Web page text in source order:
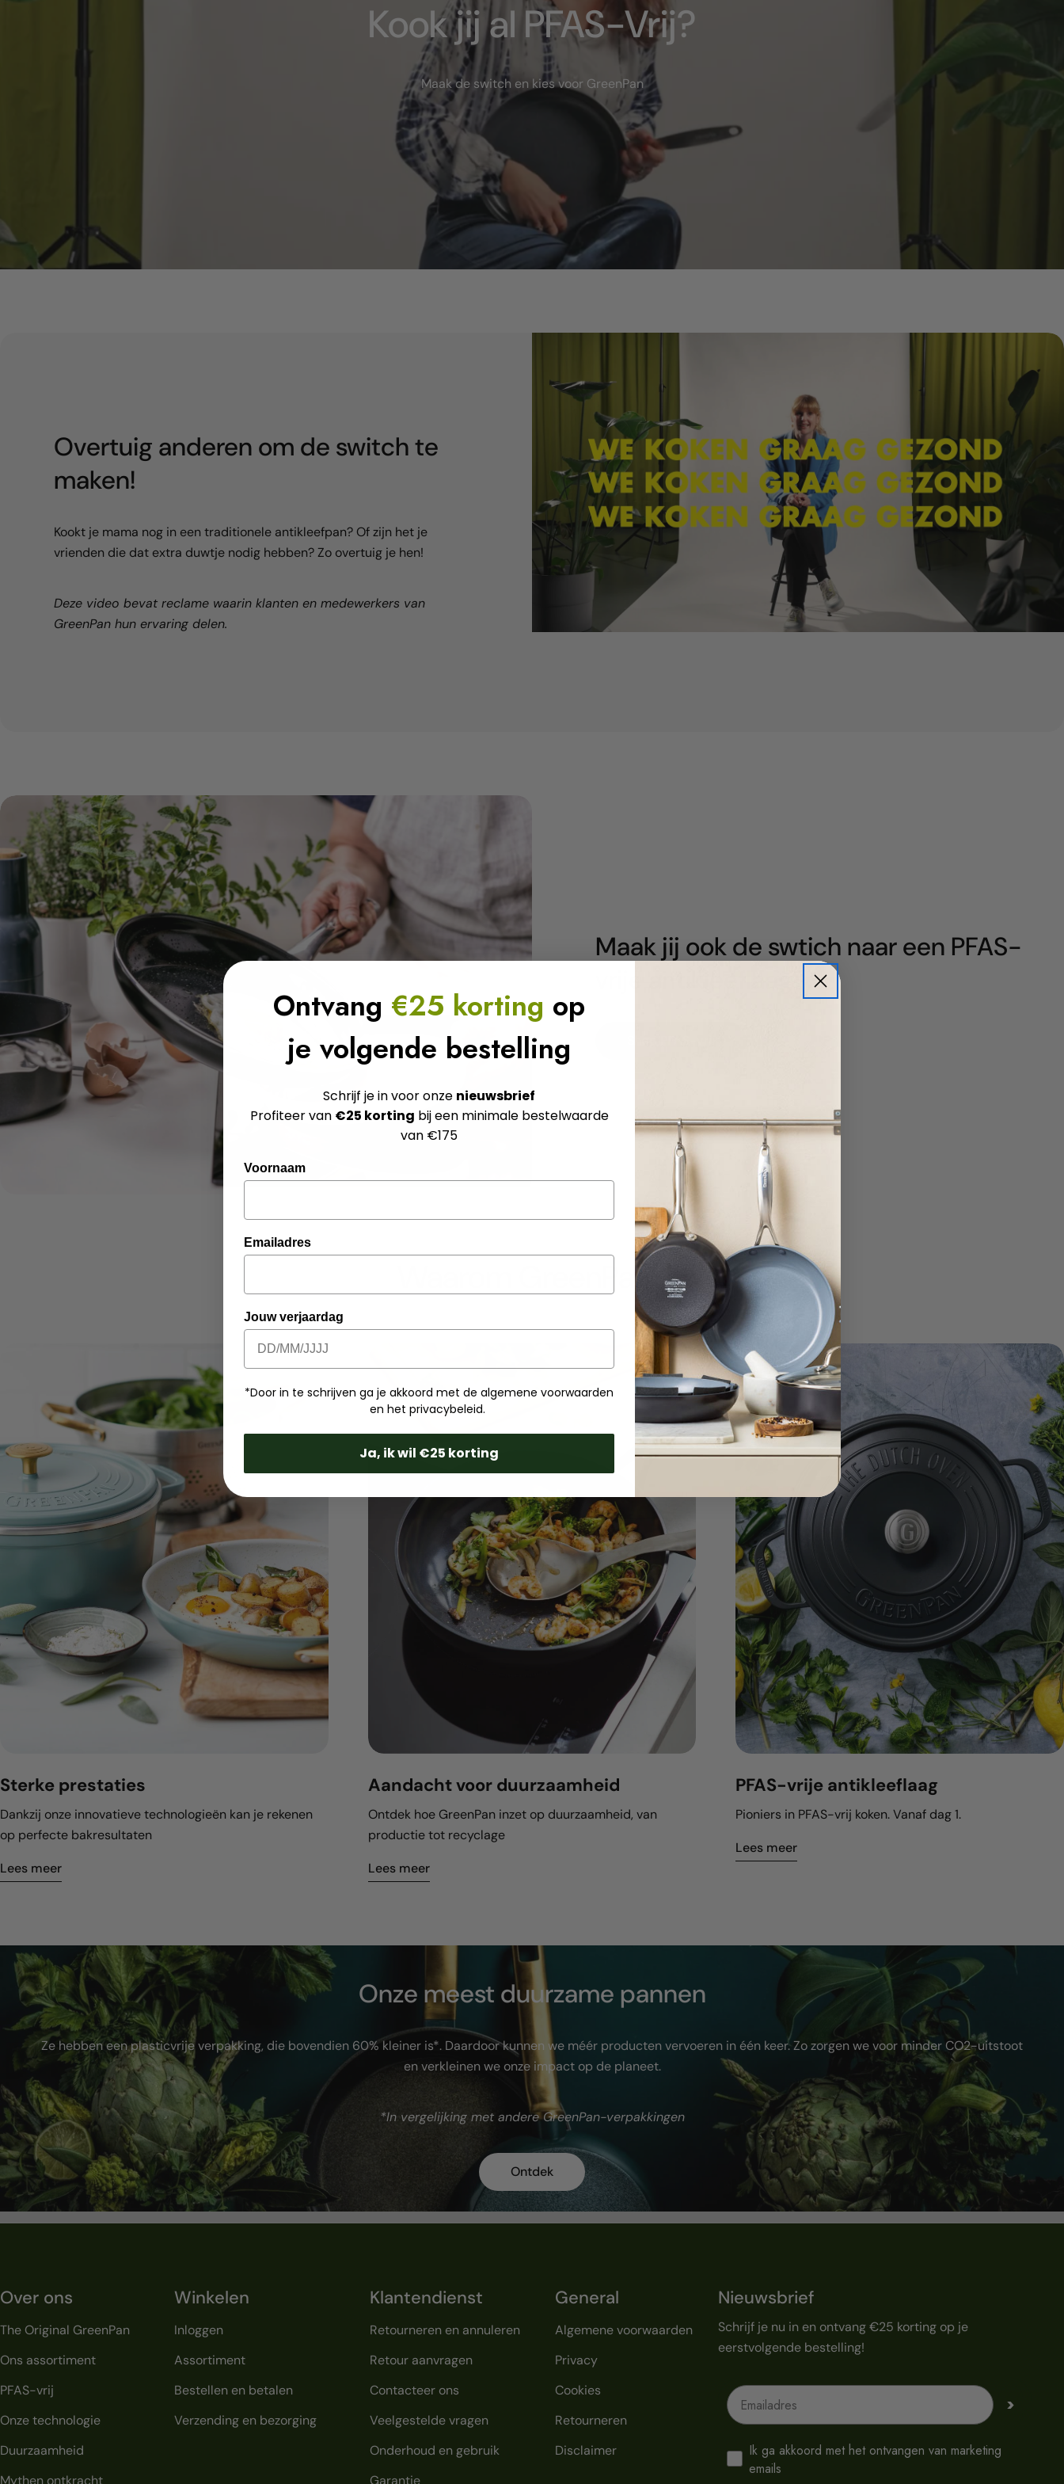
Kook jij al PFAS-Vrij?
Maak de switch en kies voor GreenPan
Overtuig anderen om de switch te
maken!
Kookt je mama nog in een traditionele antikleefpan? Of zijn het je
vrienden die dat extra duwtje nodig hebben? Zo overtuig je hen!
Deze video bevat reclame waarin klanten en medewerkers van
GreenPan hun ervaring delen.
Maak jij ook de swtich naar een PFAS-
Waarom GreenPan?
Sterke prestaties
Dankzij onze innovatieve technologieën kan je rekenen
op perfecte bakresultaten
Lees meer
Aandacht voor duurzaamheid
Ontdek hoe GreenPan inzet op duurzaamheid, van
productie tot recyclage
Lees meer
PFAS-vrije antikleeflaag
Pioniers in PFAS-vrij koken. Vanaf dag 1.
Lees meer
Onze meest duurzame pannen
Ze hebben een plasticvrije verpakking, die bovendien 60% kleiner is*. Daardoor kunnen we méér producten vervoeren in één keer. Zo zorgen we voor minder CO2-uitstoot
en verkleinen we onze impact op de planeet.
*In vergelijking met andere GreenPan-verpakkingen
Ontdek
Over ons
The Original GreenPan
Ons assortiment
PFAS-vrij
Onze technologie
Duurzaamheid
Winkelen
Inloggen
Assortiment
Bestellen en betalen
Verzending en bezorging
Klantendienst
Retourneren en annuleren
Retour aanvragen
Contacteer ons
Veelgestelde vragen
Onderhoud en gebruik
General
Algemene voorwaarden
Privacy
Cookies
Retourneren
Disclaimer
Nieuwsbrief
Schrijf je nu in en ontvang €25 korting op je
eerstvolgende bestelling!
Emailadres
>
Ik ga akkoord met het ontvangen van marketing
emails
Ontvang €25 korting op
je volgende bestelling
Schrijf je in voor onze nieuwsbrief
Profiteer van €25 korting bij een minimale bestelwaarde
van €175
Voornaam
Emailadres
Jouw verjaardag
*Door in te schrijven ga je akkoord met de algemene voorwaarden
en het privacybeleid.
Ja, ik wil €25 korting